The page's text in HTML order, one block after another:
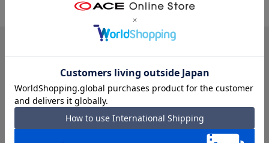
PC スマートフォン
3,300円以上のご購入で
「送料無料」
エース直営ならではの
「アフターサービス」